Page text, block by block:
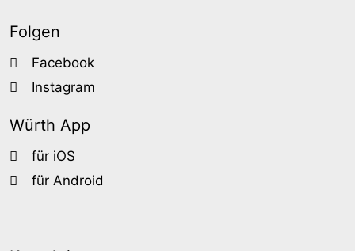
Folgen
Facebook
Instagram
Würth App
für iOS
für Android